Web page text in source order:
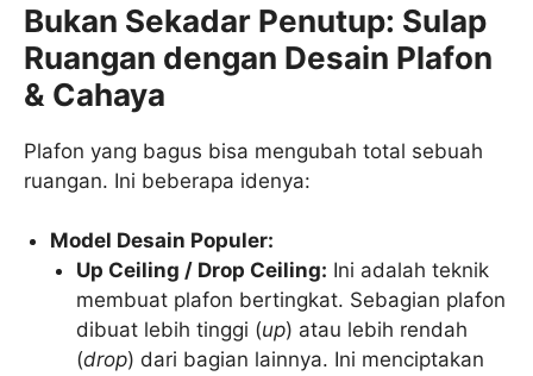
Bukan Sekadar Penutup: Sulap
Ruangan dengan Desain Plafon
& Cahaya
Plafon yang bagus bisa mengubah total sebuah
ruangan. Ini beberapa idenya:
Model Desain Populer:
Up Ceiling / Drop Ceiling: Ini adalah teknik
membuat plafon bertingkat. Sebagian plafon
dibuat lebih tinggi (up) atau lebih rendah
(drop) dari bagian lainnya. Ini menciptakan